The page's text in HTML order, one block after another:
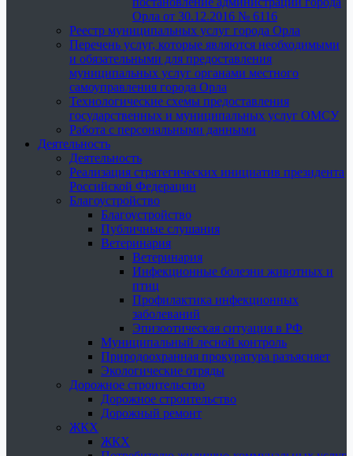
Орла от 30.12.2016 № 6116
Реестр муниципальных услуг города Орла
Перечень услуг, которые являются необходимыми
и обязательными для предоставления
муниципальных услуг органами местного
самоуправления города Орла
Технологические схемы предоставления
государственных и муниципальных услуг ОМСУ
Работа с персональными данными
Деятельность
Деятельность
Реализация стратегических инициатив президента
Российской Федерации
Благоустройство
Благоустройство
Публичные слушания
Ветеринария
Ветеринария
Инфекционные болезни животных и
птиц
Профилактика инфекционных
заболеваний
Эпизоотическая ситуация в РФ
Муниципальный лесной контроль
Природоохранная прокуратура разъясняет
Экологические отряды
Дорожное строительство
Дорожное строительство
Дорожный ремонт
ЖКХ
ЖКХ